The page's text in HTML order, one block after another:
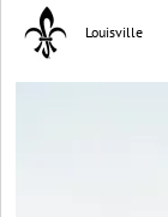
Louisville